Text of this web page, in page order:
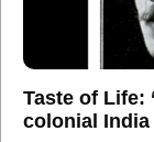
Taste of Life:
colonial India